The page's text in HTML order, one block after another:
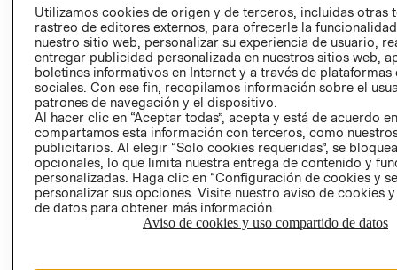
RELACIÓN CON
INVERSIONISTAS
POLÍTICA
EMPRESARIAL
- RETIRO EN
TIENDA
TÉRMINOS Y
CONDICIONES
AVISO DE
PRIVACIDAD
GIFT CARD
AVISO DE
COOKIES
Utilizamos cookies de origen y de terceros, incluidas otras
rastreo de editores externos, para ofrecerle la
nuestro sitio web, personalizar su experiencia de usuario,
entregar publicidad personalizada en nuestros sitios web,
boletines informativos en Internet y a través de plataformas
sociales. Con ese fin, recopilamos información sobre el
patrones de navegación y el dispositivo.
Al hacer clic en “Aceptar todas”, acepta y está de acuerdo
compartamos esta información con terceros, como
publicitarios. Al elegir “Solo cookies requeridas”, se
opcionales, lo que limita nuestra entrega de contenido y
personalizadas. Haga clic en “Configuración de cookies y
personalizar sus opciones. Visite nuestro aviso de cookies
de datos para obtener más información.
Aviso de cookies y uso compartido de datos